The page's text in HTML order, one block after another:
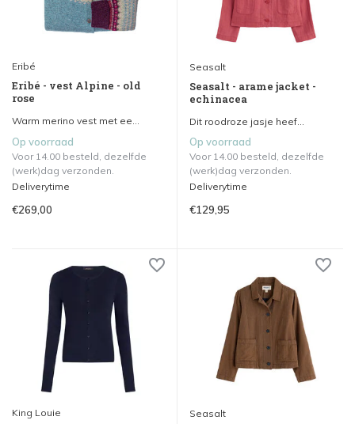
Eribé
Eribé - vest Alpine - old
rose
Warm merino vest met ee...
Op voorraad
Voor 14.00 besteld, dezelfde
(werk)dag verzonden.
Deliverytime
€269,00
Seasalt
Seasalt - arame jacket -
echinacea
Dit roodroze jasje heef...
Op voorraad
Voor 14.00 besteld, dezelfde
(werk)dag verzonden.
Deliverytime
€129,95
King Louie Seasalt